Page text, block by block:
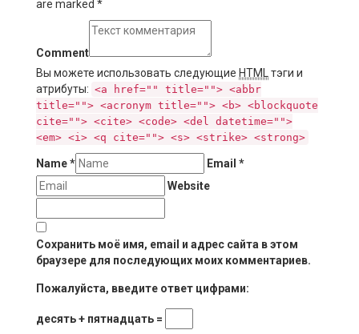
are marked *
Comment
Вы можете использовать следующие HTMLтэги и
атрибуты: <a href="" title=""> <abbr
title=""> <acronym title=""> <b> <blockquote
cite=""> <cite> <code> <del datetime="">
<em> <i> <q cite=""> <s> <strike> <strong>
Name* Email *
Website
Сохранить моё имя, email и адрес сайта в этом
браузере для последующих моих комментариев.
Пожалуйста, введите ответ цифрами:
десять + пятнадцать =